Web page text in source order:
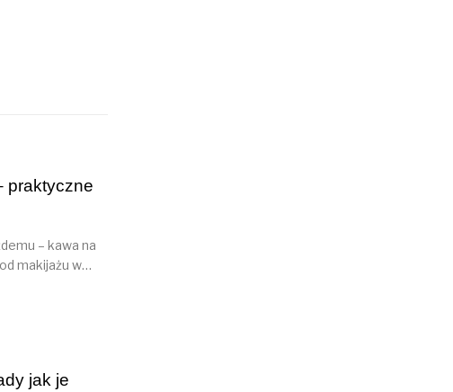
praktyczne
– kawa na
makijażu w…
jak je